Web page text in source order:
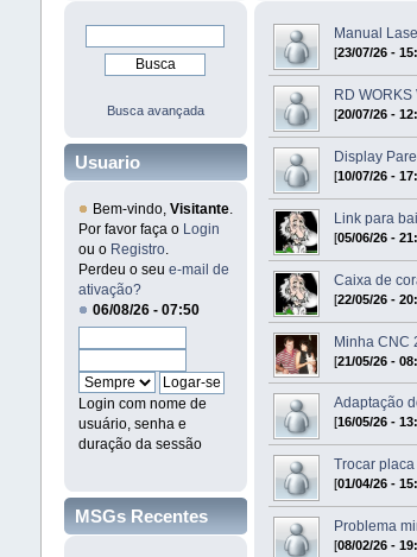
Busca avançada
Usuario
Bem-vindo, Visitante.
Por favor faça o Login
ou o Registro.
Perdeu o seu e-mail de
ativação?
06/08/26 - 07:50
Login com nome de
usuário, senha e
duração da sessão
MSGs Recentes
Manual
[23/07/26 -
RD WORKS
[20/07/26 -
Display
[10/07/26 -
Link para
[05/06/26 -
Caixa de
[22/05/26 -
Minha CNC
[21/05/26 -
Adaptação
[16/05/26 -
Trocar
[01/04/26 -
Problema
[08/02/26 -